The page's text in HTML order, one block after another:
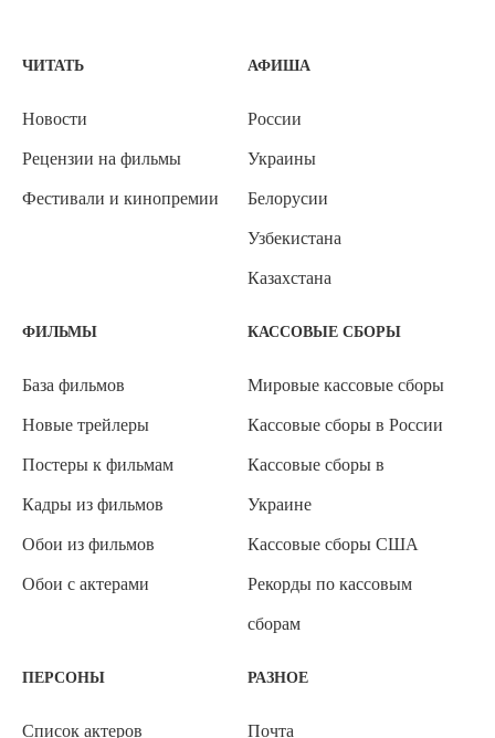
ЧИТАТЬ
Новости
Рецензии на фильмы
Фестивали и кинопремии
АФИША
России
Украины
Белорусии
Узбекистана
Казахстана
ФИЛЬМЫ
База фильмов
Новые трейлеры
Постеры к фильмам
Кадры из фильмов
Обои из фильмов
Обои с актерами
КАССОВЫЕ СБОРЫ
Мировые кассовые сборы
Кассовые сборы в России
Кассовые сборы в
Украине
Кассовые сборы США
Рекорды по кассовым
сборам
ПЕРСОНЫ
Список актеров
РАЗНОЕ
Почта